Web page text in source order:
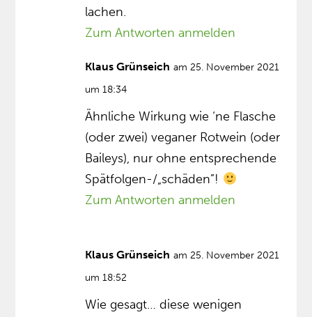
lachen.
Zum Antworten anmelden
Klaus Grünseich am 25. November 2021
um 18:34
Ähnliche Wirkung wie ‘ne Flasche
(oder zwei) veganer Rotwein (oder
Baileys), nur ohne entsprechende
Spätfolgen-/„schäden”!
Zum Antworten anmelden
Klaus Grünseich am 25. November 2021
um 18:52
Wie gesagt… diese wenigen